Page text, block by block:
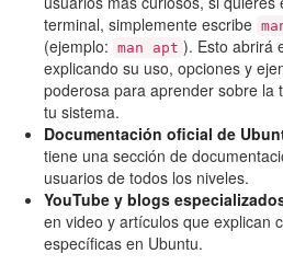
terminal, simplemente escribe
(ejemplo: man apt ). Esto abrirá
explicando su uso, opciones y
poderosa para aprender sobre la
tu sistema.
Documentación oficial de
tiene una sección de
usuarios de todos los niveles.
YouTube y blogs
en video y artículos que explican
específicas en Ubuntu.